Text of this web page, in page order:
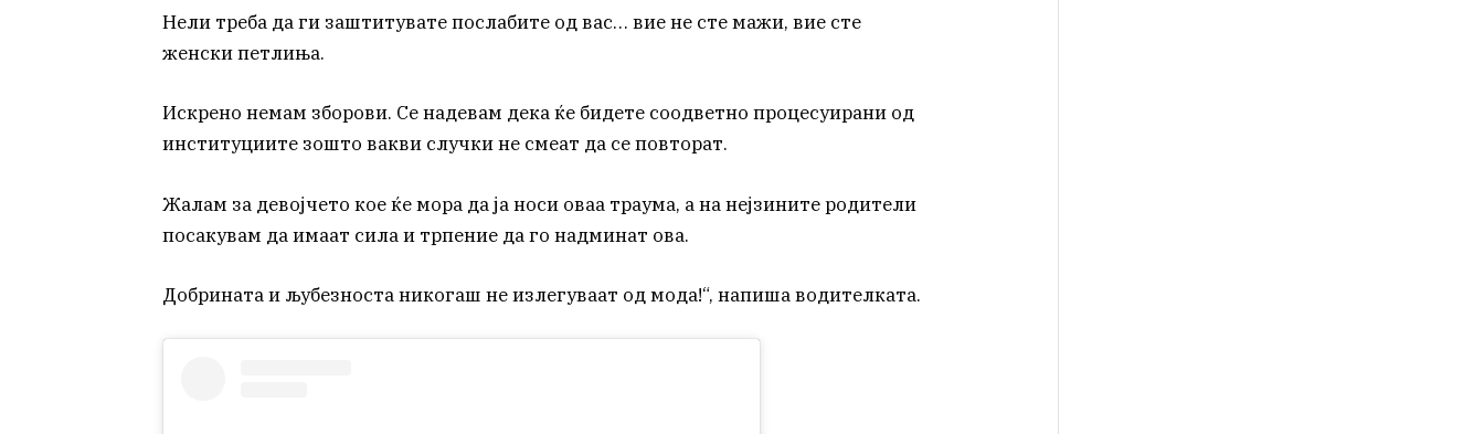
Нели треба да ги заштитувате послабите од вас… вие не сте мажи, вие сте
женски петлиња.
Искрено немам зборови. Се надевам дека ќе бидете соодветно процесуирани од
институциите зошто вакви случки не смеат да се повторат.
Жалам за девојчето кое ќе мора да ја носи оваа траума, а на нејзините родители
посакувам да имаат сила и трпение да го надминат ова.
Добрината и љубезноста никогаш не излегуваат од мода!“, напиша водителката.